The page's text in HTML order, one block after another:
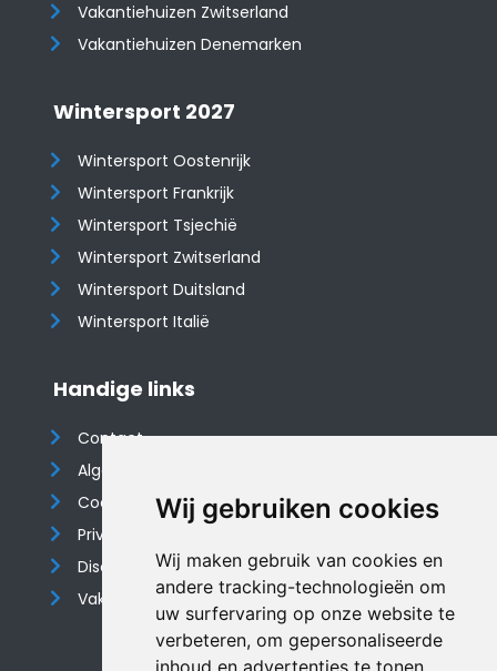
Wij gebruiken cookies
Wij maken gebruik van cookies en
andere tracking-technologieën om
uw surfervaring op onze website te
verbeteren, om gepersonaliseerde
inhoud en advertenties te tonen,
​​​​​​​Vakantiehuizen Zwitserland
Vakantiehuizen Denemarken
Wintersport 2027
Wintersport Oostenrijk
Wintersport Frankrijk
Wintersport Tsjechië
Wintersport Zwitserland
Wintersport Duitsland
Wintersport Italië
Handige links
Contact
Algemene voorwaarden
Cookieverklaring
Privacyverklaring
Disclaimer
Vakantiehuis website